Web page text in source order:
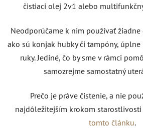
čistiaci olej 2v1 alebo
Neodporúčame k nim používať
ako sú konjak hubky či tampóny,
ruky. Jediné, čo by sme v rámci
samozrejme samostatný
Prečo je práve čistenie, a nie
najdôležitejším krokom
tomto článku.